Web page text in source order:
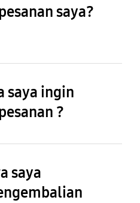
saya?
saya ingin
?
saya